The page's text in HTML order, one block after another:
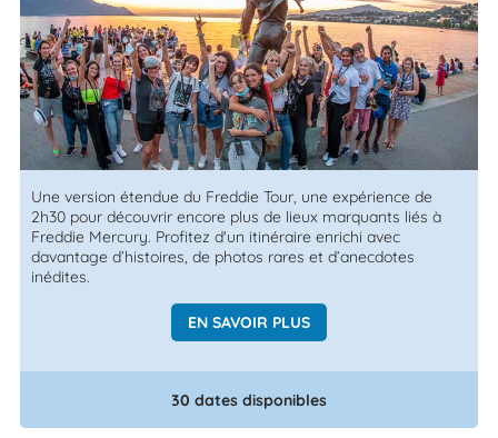
Une version étendue du Freddie Tour, une expérience de
2h30 pour découvrir encore plus de lieux marquants liés à
Freddie Mercury. Profitez d'un itinéraire enrichi avec
davantage d’histoires, de photos rares et d’anecdotes
inédites.
EN SAVOIR PLUS
30 dates disponibles